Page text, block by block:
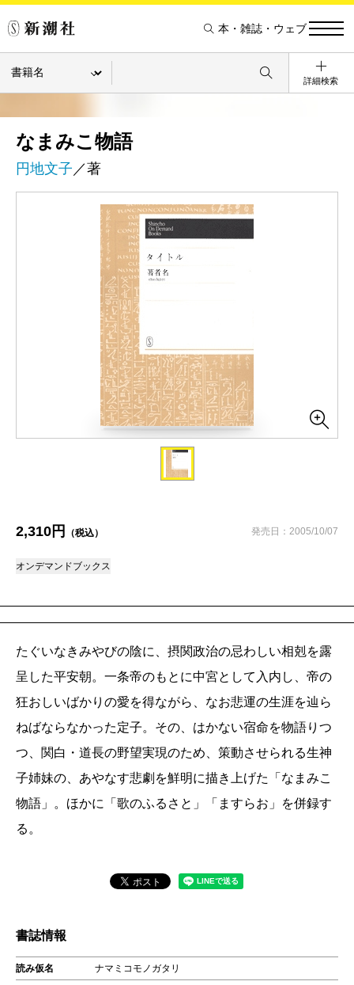
本・雑誌・ウェブ
詳細検索
なまみこ物語
円地文子 ／著
2,310円 （税込） 発売日：2005/10/07
オンデマンドブックス
たぐいなきみやびの陰に、摂関政治の忌わしい相剋を露
呈した平安朝。一条帝のもとに中宮として入内し、帝の
狂おしいばかりの愛を得ながら、なお悲運の生涯を辿ら
ねばならなかった定子。その、はかない宿命を物語りつ
つ、関白・道長の野望実現のため、策動させられる生神
子姉妹の、あやなす悲劇を鮮明に描き上げた「なまみこ
物語」。ほかに「歌のふるさと」「ますらお」を併録す
る。
書誌情報
読み仮名 ナマミコモノガタリ